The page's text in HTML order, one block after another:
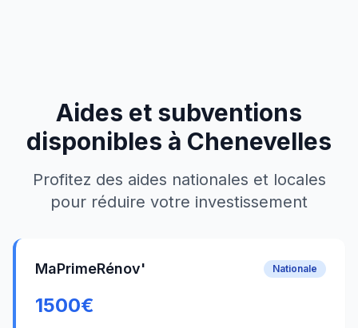
Aides et subventions
disponibles à Chenevelles
Profitez des aides nationales et locales
pour réduire votre investissement
MaPrimeRénov' Nationale
1500€